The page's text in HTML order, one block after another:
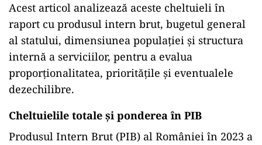
Acest articol analizează aceste cheltuieli în
raport cu produsul intern brut, bugetul general
al statului, dimensiunea populației și structura
internă a serviciilor, pentru a evalua
proporționalitatea, prioritățile și eventualele
dezechilibre.
Cheltuielile totale și ponderea în PIB
Produsul Intern Brut (PIB) al României în 2023 a